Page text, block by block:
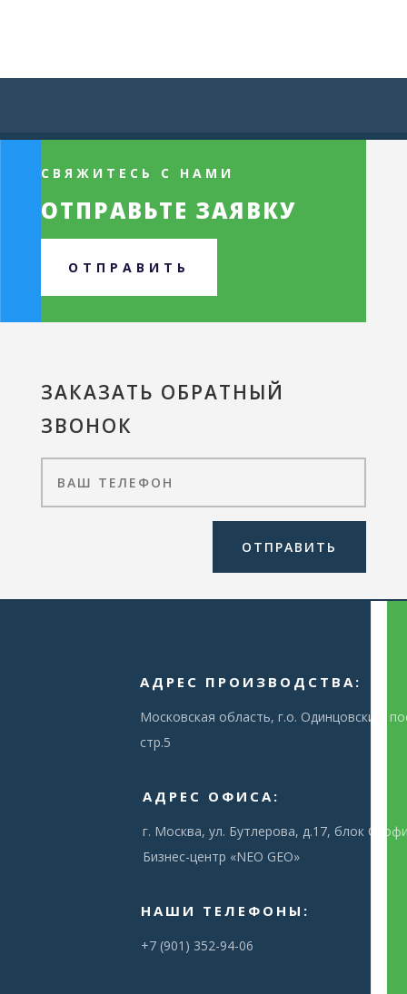
СВЯЖИТЕСЬ С НАМИ
ОТПРАВЬТЕ ЗАЯВКУ
ОТПРАВИТЬ
ЗАКАЗАТЬ ОБРАТНЫЙ
ЗВОНОК
ОТПРАВИТЬ
АДРЕС ПРОИЗВОДСТВА:
Московская область, г.о. Одинцовский,
стр.5
АДРЕС ОФИСА:
г. Москва, ул. Бутлерова, д.17, блок С,
Бизнес-центр «NEO GEO»
НАШИ ТЕЛЕФОНЫ:
+7 (901) 352-94-06